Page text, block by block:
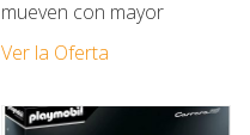
mueven con mayor
Ver la Oferta